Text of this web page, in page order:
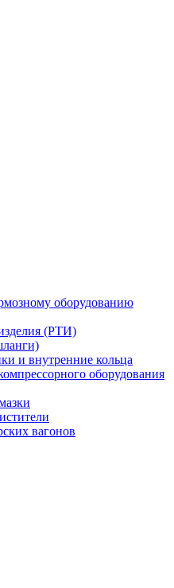
оборудованию
(РТИ)
и внутренние кольца
оборудования
вагонов